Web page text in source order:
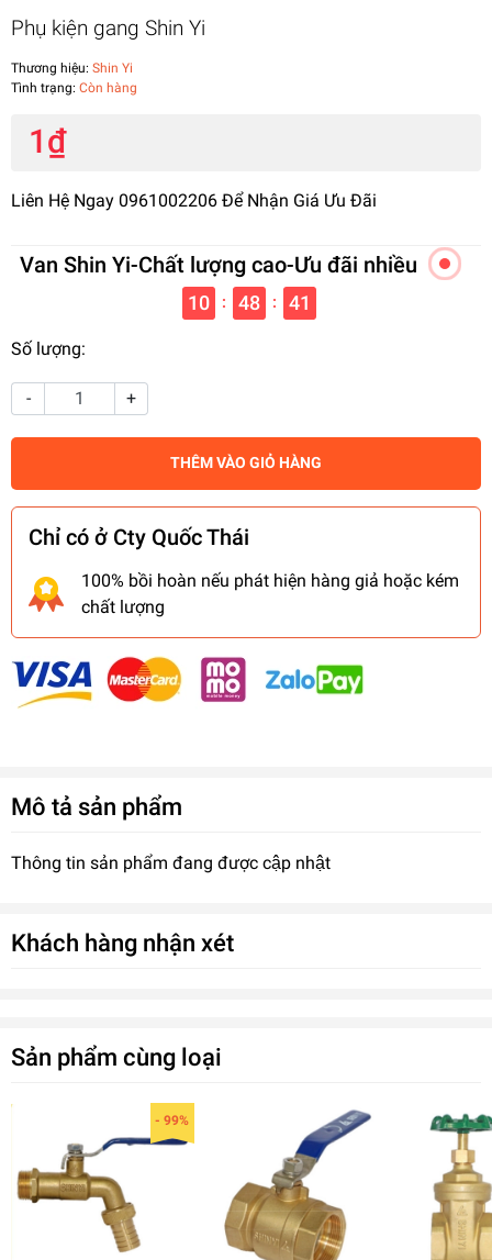
Phụ kiện gang Shin Yi
Thương hiệu: Shin Yi
Tình trạng: Còn hàng
1₫
Liên Hệ Ngay 0961002206 Để Nhận Giá Ưu Đãi
Van Shin Yi-Chất lượng cao-Ưu đãi nhiều
10 : 48 : 40
Số lượng:
- +
THÊM VÀO GIỎ HÀNG
Chỉ có ở Cty Quốc Thái
100% bồi hoàn nếu phát hiện hàng giả hoặc kém
chất lượng
Mô tả sản phẩm
Thông tin sản phẩm đang được cập nhật
Khách hàng nhận xét
Sản phẩm cùng loại
- 99%